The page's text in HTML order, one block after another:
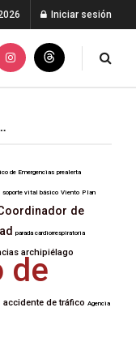
Iniciar sesión
de Emergencias prealerta
soporte vital básico Viento Plan
de
parada cardiorrespiratoria
archipiélago
de
accidente de tráfico Agencia